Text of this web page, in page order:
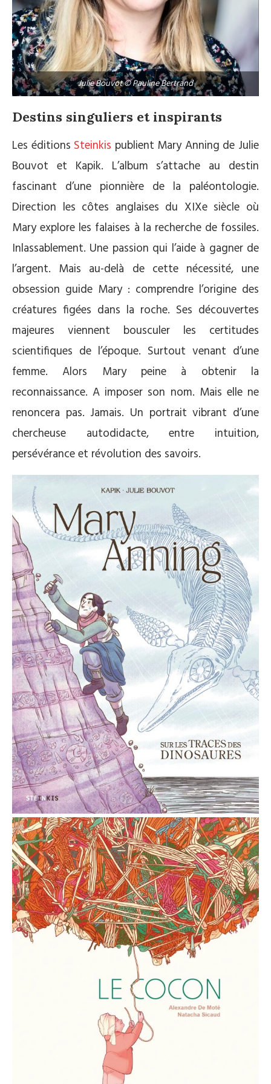
Julie Bouvot © Pauline Bertrand
Destins singuliers et inspirants
Les éditions Steinkis publient Mary Anning de Julie
Bouvot et Kapik. L’album s’attache au destin
fascinant d’une pionnière de la paléontologie.
Direction les côtes anglaises du XIXe siècle où
Mary explore les falaises à la recherche de fossiles.
Inlassablement. Une passion qui l’aide à gagner de
l’argent. Mais au-delà de cette nécessité, une
obsession guide Mary : comprendre l’origine des
créatures figées dans la roche. Ses découvertes
majeures viennent bousculer les certitudes
scientifiques de l’époque. Surtout venant d’une
femme. Alors Mary peine à obtenir la
reconnaissance. A imposer son nom. Mais elle ne
renoncera pas. Jamais. Un portrait vibrant d’une
chercheuse autodidacte, entre intuition,
persévérance et révolution des savoirs.